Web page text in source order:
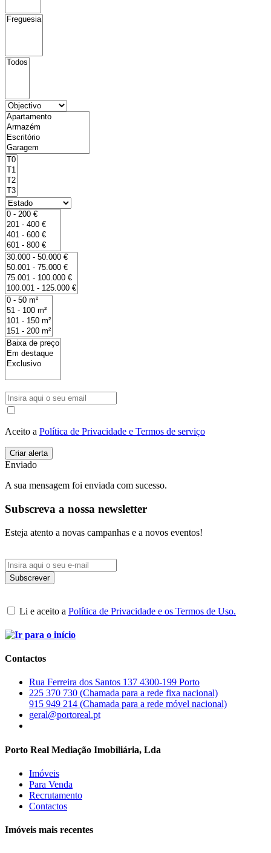
Aceito a Política de Privacidade e Termos de serviço
Enviado
A sua mensagem foi enviada com sucesso.
Subscreva a nossa newsletter
Esteja atento a novas campanhas e a novos eventos!
Li e aceito a Política de Privacidade e os Termos de Uso.
Contactos
Rua Ferreira dos Santos 137 4300-199 Porto
225 370 730 (Chamada para a rede fixa nacional)
915 949 214 (Chamada para a rede móvel nacional)
geral@portoreal.pt
Porto Real Mediação Imobiliária, Lda
Imóveis
Para Venda
Recrutamento
Contactos
Imóveis mais recentes